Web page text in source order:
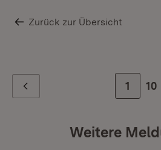
Zurück zur Übersicht
Zur
1 10
Weitere